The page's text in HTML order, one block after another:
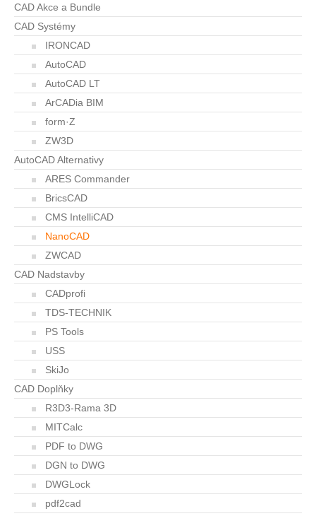
CAD Akce a Bundle
CAD Systémy
IRONCAD
AutoCAD
AutoCAD LT
ArCADia BIM
form·Z
ZW3D
AutoCAD Alternativy
ARES Commander
BricsCAD
CMS IntelliCAD
NanoCAD
ZWCAD
CAD Nadstavby
CADprofi
TDS-TECHNIK
PS Tools
USS
SkiJo
CAD Doplňky
R3D3-Rama 3D
MITCalc
PDF to DWG
DGN to DWG
DWGLock
pdf2cad